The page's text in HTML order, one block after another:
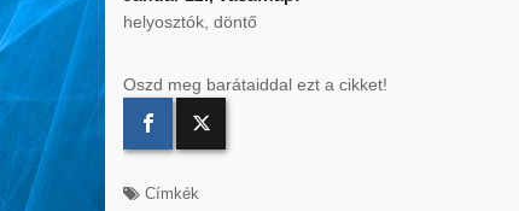
helyosztók, döntő
Oszd meg barátaiddal ezt a cikket!
Címkék